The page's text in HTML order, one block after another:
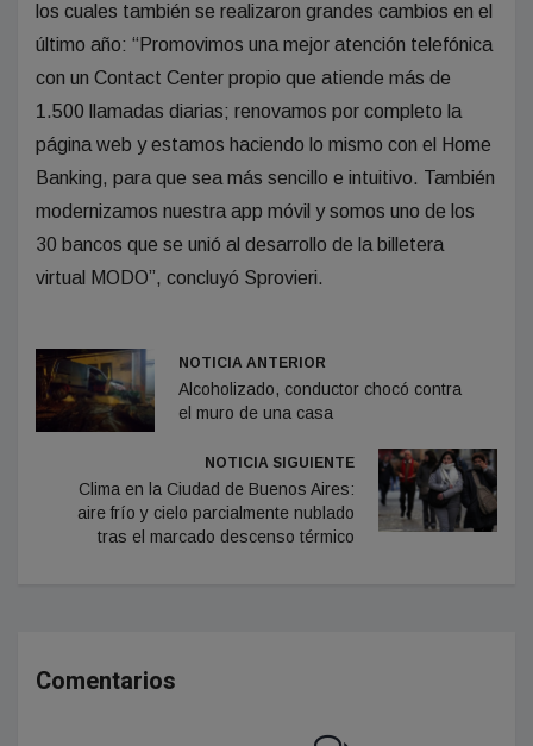
los cuales también se realizaron grandes cambios en el
último año: “Promovimos una mejor atención telefónica
con un Contact Center propio que atiende más de
1.500 llamadas diarias; renovamos por completo la
página web y estamos haciendo lo mismo con el Home
Banking, para que sea más sencillo e intuitivo. También
modernizamos nuestra app móvil y somos uno de los
30 bancos que se unió al desarrollo de la billetera
virtual MODO”, concluyó Sprovieri.
NOTICIA ANTERIOR
Alcoholizado, conductor chocó contra
el muro de una casa
NOTICIA SIGUIENTE
Clima en la Ciudad de Buenos Aires:
aire frío y cielo parcialmente nublado
tras el marcado descenso térmico
Comentarios